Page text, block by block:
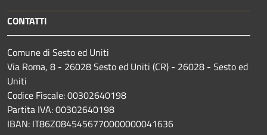
CONTATTI
Comune di Sesto ed Uniti
Via Roma, 8 - 26028 Sesto ed Uniti (CR) - 26028 - Sesto ed
Uniti
Codice Fiscale: 00302640198
Partita IVA: 00302640198
IBAN: IT86Z0845456770000000041636